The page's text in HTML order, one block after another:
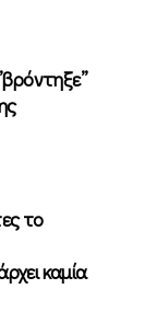
το
καμία